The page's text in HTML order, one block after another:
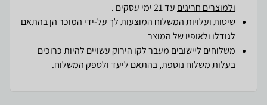
ולמוצרים חריגים עד 21 ימי עסקים .
שיטות ועלויות המשלוח המוצעות לך על-ידי המוכר הן בהתאם
לגודלו ולאופיו של המוצר
משלוחים ליישובים מעבר לקו הירוק עשויים להיות כרוכים
בעלות משלוח נוספת, בהתאם ליעד ולספק המשלוח.